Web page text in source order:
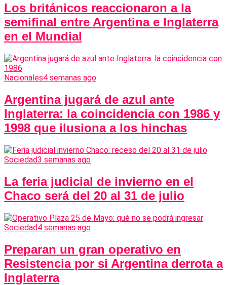
Los británicos reaccionaron a la
semifinal entre Argentina e Inglaterra
en el Mundial
Nacionales4 semanas ago
Argentina jugará de azul ante
Inglaterra: la coincidencia con 1986 y
1998 que ilusiona a los hinchas
Sociedad3 semanas ago
La feria judicial de invierno en el
Chaco será del 20 al 31 de julio
Sociedad4 semanas ago
Preparan un gran operativo en
Resistencia por si Argentina derrota a
Inglaterra